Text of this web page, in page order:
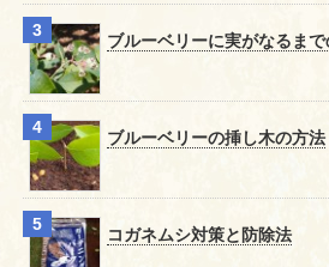
ブルーベリーに実がなるま
ブルーベリーの挿し木の方法
コガネムシ対策と防除法